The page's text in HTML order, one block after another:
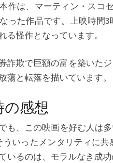
作は、マーティン・スコ
った作品です。上映時間
る怪作となっています。
詐欺で巨額の富を築いた
蕩と転落を描いています。
感想
も、この映画を好む人は
いったメンタリティに
いるのは、モラルなき成功